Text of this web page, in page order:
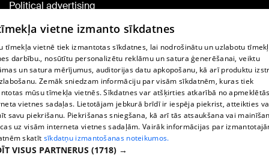
Political advertising
Cookie policy
Commenting terms
TV program
Contract rules
360 Ziņu kontakti
Helio Media
vietne izmanto sīkdatnes
tīmekļa vietnē tiek izmantotas sīkdatnes, lai nodrošinātu un uzlabotu
darbību., nosūtītu personalizētu reklāmu un satura ģenerēšanai, veiktu
un satura mērījumus, auditorijas datu apkopošanu, kā arī produktu
Zemāk sniedzam informāciju par visām sīkdatnēm, kuras tiek
mūsu tīmekļa vietnēs. Sīkdatnes var atšķirties atkarībā no
vietnes sadaļas. Lietotājam jebkurā brīdī ir iespēja piekrist, atteikties
savu piekrišanu. Piekrišanas sniegšana, kā arī tās atsaukšana vai
uz visām interneta vietnes sadaļām. Vairāk informācijas par
skatīt sīkdatņu izmantošanas noteikumos.
VISUS PARTNERUS (1718) →